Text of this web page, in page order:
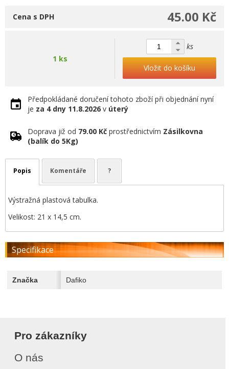
45.00 Kč
Cena s DPH
1 ks
ks
Vložit do košíku
Předpokládané doručení tohoto zboží při objednání nyní
je za 4 dny 11.8.2026 v úterý
Doprava již od 79.00 Kč prostřednictvím Zásilkovna
(balík do 5Kg)
Popis Komentáře ?
Výstražná plastová tabulka.
Velikost: 21 x 14,5 cm.
Specifikace
Značka Dafiko
Pro zákazníky
O nás